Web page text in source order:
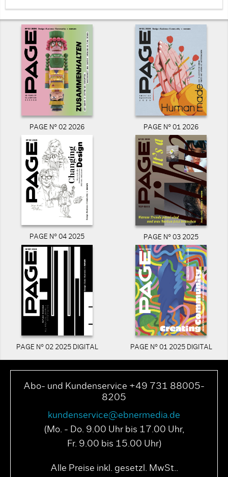
PAGE N° 02 2026 PAGE N° 01 2026
PAGE N° 04 2025 PAGE N° 03 2025
PAGE N° 02 2025 DIGITAL PAGE N° 01 2025 DIGITAL
Abo- und Kundenservice +49 731 88005-
8205
kundenservice@ebnermedia.de
(Mo. - Do. 9.00 Uhr bis 17.00 Uhr,
Fr. 9.00 bis 15.00 Uhr)
Alle Preise inkl. gesetzl. MwSt..